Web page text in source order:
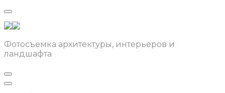
Фотосъемка архитектуры, интерьеров и
ландшафта